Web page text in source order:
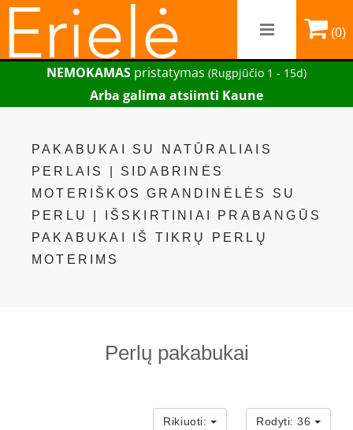
(0)
NEMOKAMAS pristatymas (Rugpjūčio 1 - 15d)
Arba galima atsiimti Kaune
PAKABUKAI SU NATŪRALIAIS
PERLAIS | SIDABRINĖS
MOTERIŠKOS GRANDINĖLĖS SU
PERLU | IŠSKIRTINIAI PRABANGŪS
PAKABUKAI IŠ TIKRŲ PERLŲ
MOTERIMS
Perlų pakabukai
Rikiuoti: Rodyti: 36